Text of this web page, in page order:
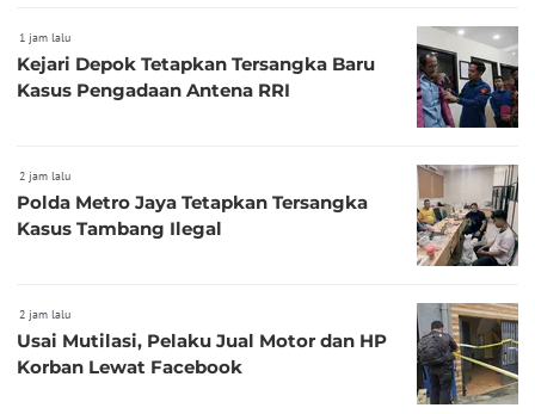
1 jam lalu
Kejari Depok Tetapkan Tersangka Baru
Kasus Pengadaan Antena RRI
2 jam lalu
Polda Metro Jaya Tetapkan Tersangka
Kasus Tambang Ilegal
2 jam lalu
Usai Mutilasi, Pelaku Jual Motor dan HP
Korban Lewat Facebook